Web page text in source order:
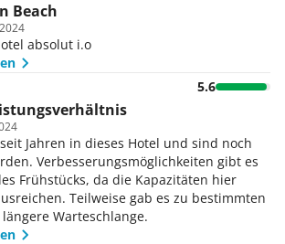
Beach
absolut i.o
5.6
Jahren in dieses Hotel und sind noch
Verbesserungsmöglichkeiten gibt es
Frühstücks, da die Kapazitäten hier
Teilweise gab es zu bestimmten
Warteschlange.